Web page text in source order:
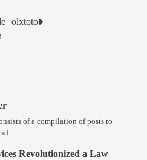
olxtoto
of a compilation of posts to
Revolutionized a Law